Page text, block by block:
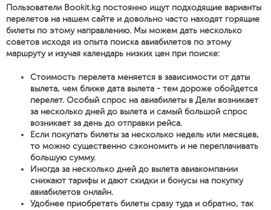
Пользователи Bookit.kg постоянно ищут подходящие варианты
перелетов на нашем сайте и довольно часто находят горящие
билеты по этому направлению. Мы можем дать несколько
советов исходя из опыта поиска авиабилетов по этому
маршруту и изучая календарь низких цен при поиске:
Стоимость перелета меняется в зависимости от даты
вылета, чем ближе дата вылета - тем дороже обойдется
перелет. Особый спрос на авиабилеты в Дели возникает
за несколько дней до вылета и самый большой спрос
возникает за день до отправки рейса.
Если покупать билеты за несколько недель или месяцев,
то можно существенно сэкономить и не переплачивать
большую сумму.
Иногда за несколько дней до вылета авиакомпании
снижают тарифы и дают скидки и бонусы на покупку
авиабилетов онлайн.
Удобнее приобретать билеты сразу туда и обратно, так